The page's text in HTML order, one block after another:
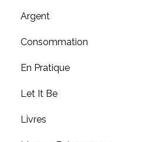
Argent
Consommation
En Pratique
Let It Be
Livres